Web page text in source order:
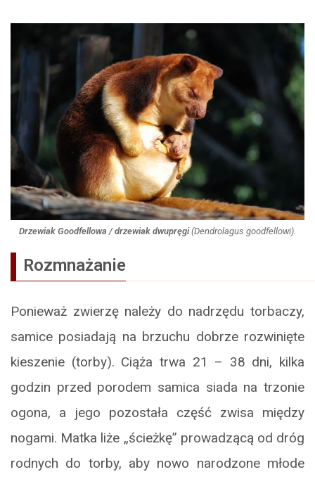
Drzewiak Goodfellowa / drzewiak dwupręgi(Dendrolagus goodfellowi).
Rozmnażanie
Ponieważ zwierzę należy do nadrzędu torbaczy,
samice posiadają na brzuchu dobrze rozwinięte
kieszenie (torby). Ciąża trwa 21 – 38 dni, kilka
godzin przed porodem samica siada na trzonie
ogona, a jego pozostała część zwisa między
nogami. Matka liże „ścieżkę” prowadzącą od dróg
rodnych do torby, aby nowo narodzone młode